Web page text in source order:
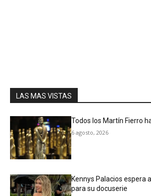
LAS MAS VISTAS
Todos los Martín Fierro
6 agosto, 2026
Kennys Palacios espera
para su docuserie